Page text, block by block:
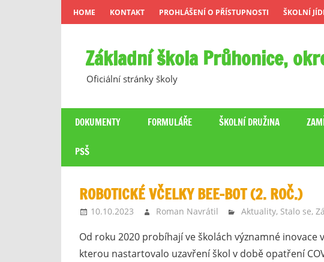
Skip
to
HOME KONTAKT PROHLÁŠENÍ O PŘÍSTUPNOSTI ŠKOLNÍ
Základní škola Průhonice,
Oficiální stránky školy
DOKUMENTY FORMULÁŘE ŠKOLNÍ DRUŽINA
PSŠ
ROBOTICKÉ VČELKY BEE-BOT (2. ROČ.)
10.10.2023 Roman Navrátil Aktuality, Stalo se,
Od roku 2020 probíhají ve školách významné inovace
kterou nastartovalo uzavření škol v době opatření